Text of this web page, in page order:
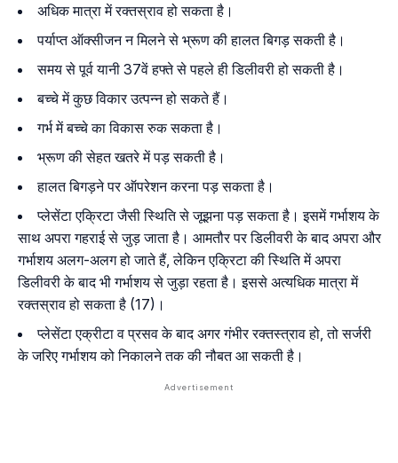
अधिक मात्रा में रक्तस्राव हो सकता है।
पर्याप्त ऑक्सीजन न मिलने से भ्रूण की हालत बिगड़ सकती है।
समय से पूर्व यानी 37वें हफ्ते से पहले ही डिलीवरी हो सकती है।
बच्चे में कुछ विकार उत्पन्न हो सकते हैं।
गर्भ में बच्चे का विकास रुक सकता है।
भ्रूण की सेहत खतरे में पड़ सकती है।
हालत बिगड़ने पर ऑपरेशन करना पड़ सकता है।
प्लेसेंटा एक्रिटा जैसी स्थिति से जूझना पड़ सकता है। इसमें गर्भाशय के
साथ अपरा गहराई से जुड़ जाता है। आमतौर पर डिलीवरी के बाद अपरा और
गर्भाशय अलग-अलग हो जाते हैं, लेकिन एक्रिटा की स्थिति में अपरा
डिलीवरी के बाद भी गर्भाशय से जुड़ा रहता है। इससे अत्यधिक मात्रा में
रक्तस्राव हो सकता है (17)।
प्लेसेंटा एक्रीटा व प्रसव के बाद अगर गंभीर रक्तस्त्राव हो, तो सर्जरी
के जरिए गर्भाशय को निकालने तक की नौबत आ सकती है।